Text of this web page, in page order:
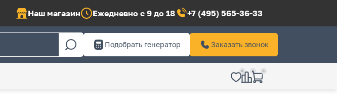
Наш магазин Ежедневно с 9 до 18 +7 (495) 565-36-33
Подобрать генератор Заказать звонок
0 0 0